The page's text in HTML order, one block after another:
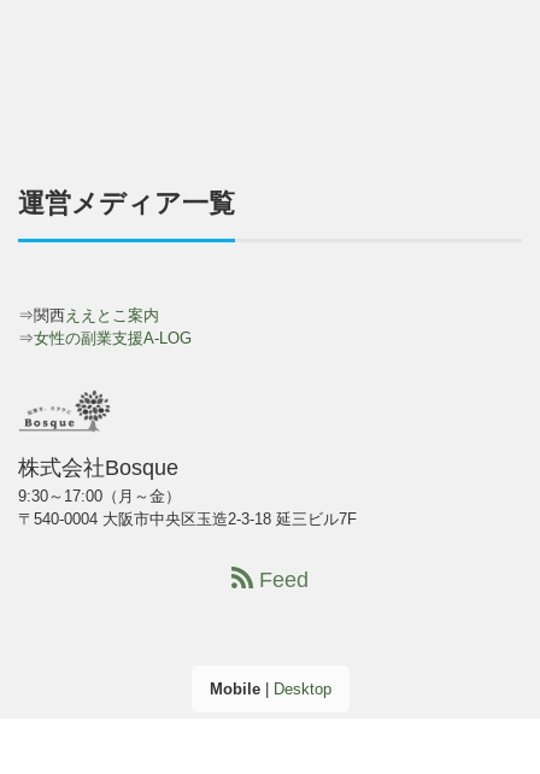
運営メディア一覧
⇒関西ええとこ案内
⇒女性の副業支援A-LOG
株式会社Bosque
9:30～17:00（月～金）
〒540-0004 大阪市中央区玉造2-3-18 延三ビル7F
Feed
Mobile| Desktop